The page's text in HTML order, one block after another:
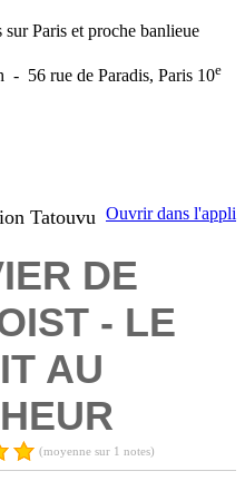
Paris et proche banlieue
- 56 rue de Paradis, Paris 10e
Ouvrir dans l'appli
Tatouvu
DE
- LE
AU
(moyenne sur 1 notes)